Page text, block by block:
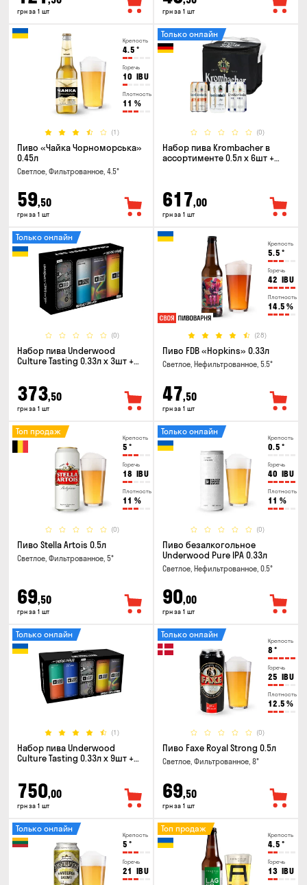
грн за 1 шт грн за 1 шт
Крепость
4.5 °
Горечь
10 IBU
Плотность
11 %
(1)
Пиво «Чайка Чорноморська»
0.45л
Светлое, Фильтрованное, 4.5°
59,50
грн за 1 шт
(0)
Только онлайн
Набор пива Krombacher в
ассортименте 0.5л х 6шт +
617,00
грн за 1 шт
(0)
Только онлайн
Набор пива Underwood
Culture Tasting 0.33л x 3шт +
373,50
грн за 1 шт
Крепость
5.5 °
Горечь
42 IBU
Плотность
14.5 %
(28)
Пиво FDB «Hopkins» 0.33л
Светлое, Нефильтрованное, 5.5°
47,50
грн за 1 шт
Крепость
5 °
Горечь
18 IBU
Плотность
11 %
(0)
Топ продаж
Пиво Stella Artois 0.5л
Светлое, Фильтрованное, 5°
69,50
грн за 1 шт
Крепость
0.5 °
Горечь
40 IBU
Плотность
11 %
(0)
Только онлайн
Пиво безалкогольное
Underwood Pure IPA 0.33л
Светлое, Нефильтрованное, 0.5°
90,00
грн за 1 шт
(1)
Только онлайн
Набор пива Underwood
Culture Tasting 0.33л x 9шт +
750,00
грн за 1 шт
Крепость
8 °
Горечь
25 IBU
Плотность
12.5 %
(0)
Только онлайн
Пиво Faxe Royal Strong 0.5л
Светлое, Фильтрованное, 8°
69,50
грн за 1 шт
Крепость
5 °
Горечь
21 IBU
Только онлайн
Крепость
4.5 °
Горечь
13 IBU
Топ продаж